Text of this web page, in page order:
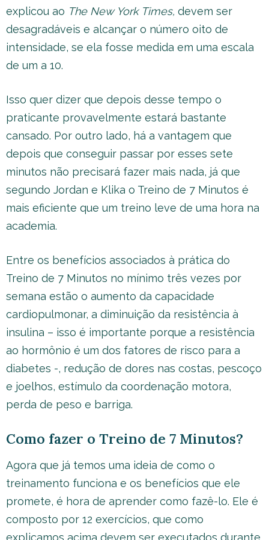
explicou ao The New York Times, devem ser
desagradáveis e alcançar o número oito de
intensidade, se ela fosse medida em uma escala
de um a 10.
Isso quer dizer que depois desse tempo o
praticante provavelmente estará bastante
cansado. Por outro lado, há a vantagem que
depois que conseguir passar por esses sete
minutos não precisará fazer mais nada, já que
segundo Jordan e Klika o Treino de 7 Minutos é
mais eficiente que um treino leve de uma hora na
academia.
Entre os benefícios associados à prática do
Treino de 7 Minutos no mínimo três vezes por
semana estão o aumento da capacidade
cardiopulmonar, a diminuição da resistência à
insulina – isso é importante porque a resistência
ao hormônio é um dos fatores de risco para a
diabetes -, redução de dores nas costas, pescoço
e joelhos, estímulo da coordenação motora,
perda de peso e barriga.
Como fazer o Treino de 7 Minutos?
Agora que já temos uma ideia de como o
treinamento funciona e os benefícios que ele
promete, é hora de aprender como fazê-lo. Ele é
composto por 12 exercícios, que como
explicamos acima devem ser executados durante